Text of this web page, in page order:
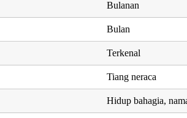
Bulanan
Bulan
Terkenal
Tiang neraca
Hidup bahagia,